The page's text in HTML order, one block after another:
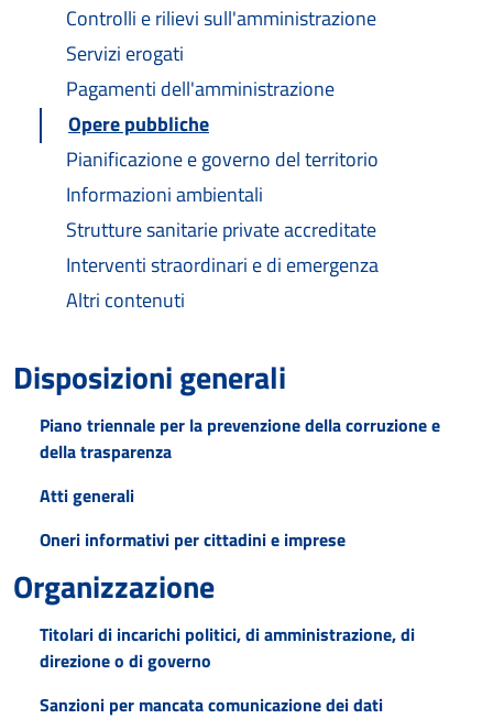
Controlli e rilievi sull'amministrazione
Servizi erogati
Pagamenti dell'amministrazione
Opere pubbliche
Pianificazione e governo del territorio
Informazioni ambientali
Strutture sanitarie private accreditate
Interventi straordinari e di emergenza
Altri contenuti
Disposizioni generali
Piano triennale per la prevenzione della corruzione e
della trasparenza
Atti generali
Oneri informativi per cittadini e imprese
Organizzazione
Titolari di incarichi politici, di amministrazione, di
direzione o di governo
Sanzioni per mancata comunicazione dei dati